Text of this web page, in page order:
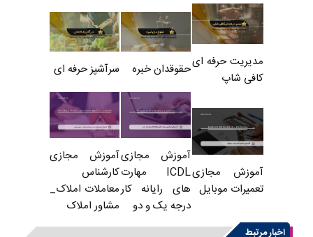
مدیریت حرفه ای
کافی شاپ
حقوقدان خبره سرآشپز حرفه ای
آموزش مجازی
تعمیرات موبایل
آموزش مجازی
ICDL مهارت
های رایانه کار
درجه یک و دو
آموزش مجازی
کارشناس
معاملات املاک_
مشاور املاک
اخبار مرتبط